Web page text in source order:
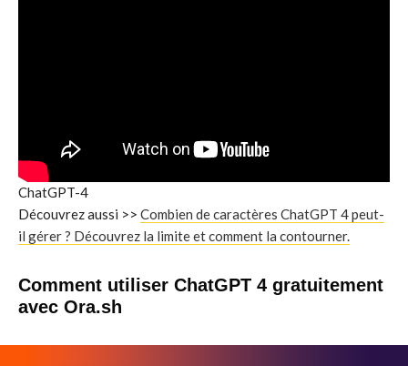
ChatGPT-4
Découvrez aussi >> Combien de caractères ChatGPT 4 peut-
il gérer ? Découvrez la limite et comment la contourner.
Comment utiliser ChatGPT 4 gratuitement
avec Ora.sh